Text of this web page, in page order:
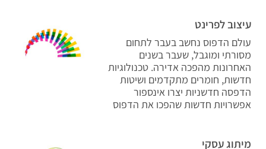
עיצוב לפרינט
עולם הדפוס נחשב בעבר לתחום
מסורתי ומוגבל, שעבר בשנים
האחרונות מהפכה אדירה. טכנולוגיות
חדשות, חומרים מתקדמים ושיטות
הדפסה חדשניות יצרו אינספור
אפשרויות חדשות שהפכו את הדפוס
מיתוג עסקי